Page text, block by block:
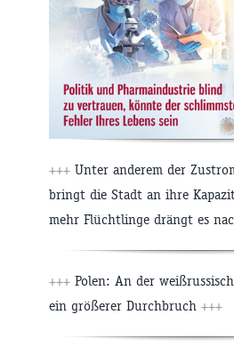
+++ Unter anderem der
bringt die Stadt an ihre
mehr Flüchtlinge drängt es
+++ Polen: An der
ein größerer Durchbruch +++